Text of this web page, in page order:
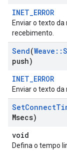
INET_ERROR
Enviar o texto
recebimento.
Send(Weave ::
push)
INET_ERROR
Enviar o texto da
SetConnect
Msecs)
void
Defina o tempo